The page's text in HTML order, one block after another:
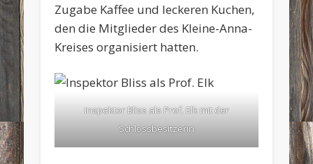
Zugabe Kaffee und leckeren Kuchen,
den die Mitglieder des Kleine-Anna-
Kreises organisiert hatten.
Inspektor Bliss als Prof. Elk mit der
Schlossbesitzerin